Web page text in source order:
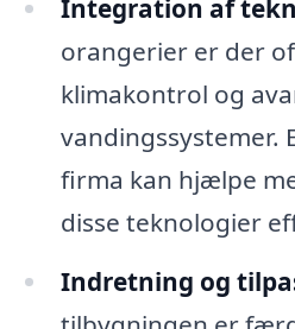
Integration af
orangerier er der
klimakontrol og
vandingssystemer.
firma kan hjælpe
disse teknologier
Indretning og